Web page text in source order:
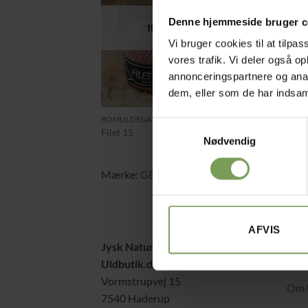
Denne hjemmeside bruger
Vi bruger cookies til at
vores trafik. Vi deler også
annonceringspartnere og
dem, eller som de har
Nødvendig
AFVIS
IKKE PÅ LAGER
BOMULDSGARN
Filet 15
kr.15,00
Mærke: GB Wolle
Jysk Naturpleje ApS
Uldbutik.dk
Vormstrupvej 15
7540 Haderup
Om